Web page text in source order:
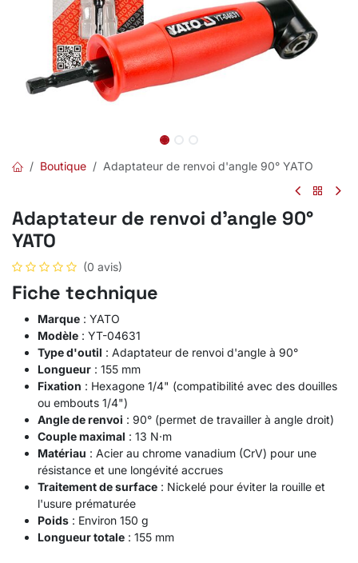
Boutique Adaptateur de renvoi d'angle 90° YATO
Adaptateur de renvoi d'angle 90°
YATO
(0 avis)
Fiche technique
Marque : YATO
Modèle : YT-04631
Type d'outil : Adaptateur de renvoi d'angle à 90°
Longueur : 155 mm
Fixation : Hexagone 1/4" (compatibilité avec des douilles
ou embouts 1/4")
Angle de renvoi : 90° (permet de travailler à angle droit)
Couple maximal : 13 N·m
Matériau : Acier au chrome vanadium (CrV) pour une
résistance et une longévité accrues
Traitement de surface : Nickelé pour éviter la rouille et
l'usure prématurée
Poids : Environ 150 g
Longueur totale : 155 mm